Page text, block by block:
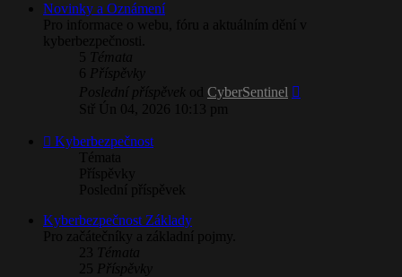
Novinky a Oznámení
Pro informace o webu, fóru a aktuálním dění v
kyberbezpečnosti.
5 Témata
6 Příspěvky
Poslední příspěvek od CyberSentinel
Stř Ún 04, 2026 10:13 pm
Kyberbezpečnost
Témata
Příspěvky
Poslední příspěvek
Kyberbezpečnost Základy
Pro začátečníky a základní pojmy.
23 Témata
25 Příspěvky